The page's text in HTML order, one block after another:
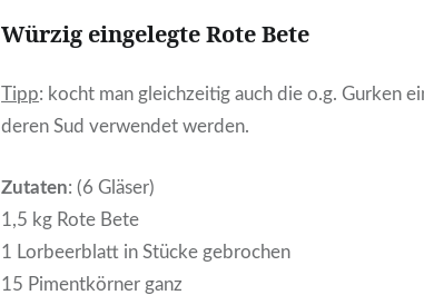
Würzig eingelegte Rote Bete
Tipp: kocht man gleichzeitig auch die o.g. Gurken
deren Sud verwendet werden.
Zutaten: (6 Gläser)
1,5 kg Rote Bete
1 Lorbeerblatt in Stücke gebrochen
15 Pimentkörner ganz